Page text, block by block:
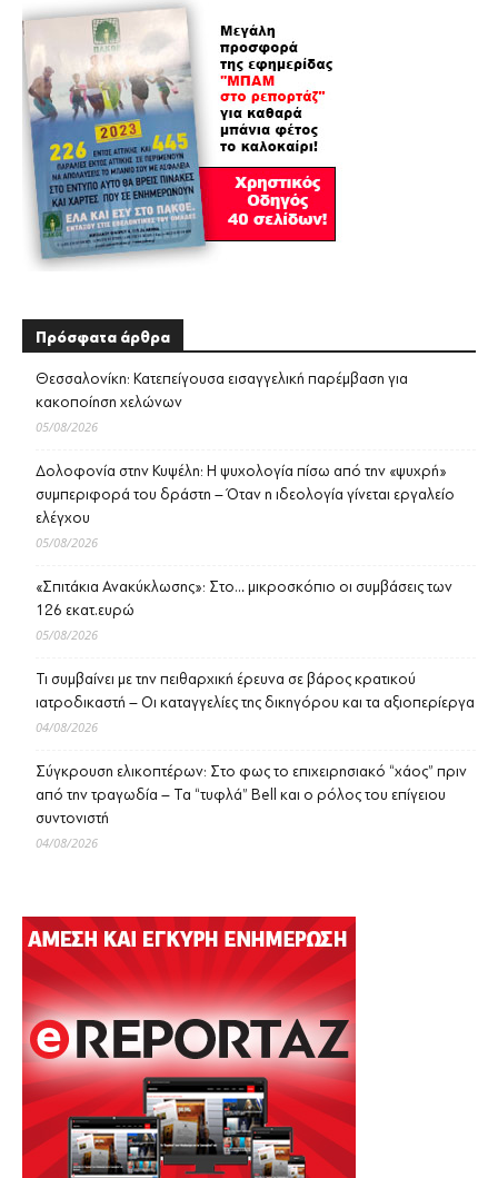
Πρόσφατα άρθρα
Θεσσαλονίκη: Κατεπείγουσα εισαγγελική παρέμβαση για
κακοποίηση χελώνων
05/08/2026
Δολοφονία στην Κυψέλη: Η ψυχολογία πίσω από την «ψυχρή»
συμπεριφορά του δράστη – Όταν η ιδεολογία γίνεται εργαλείο
ελέγχου
05/08/2026
«Σπιτάκια Ανακύκλωσης»: Στο… μικροσκόπιο οι συμβάσεις των
126 εκατ.ευρώ
05/08/2026
Τι συμβαίνει με την πειθαρχική έρευνα σε βάρος κρατικού
ιατροδικαστή – Οι καταγγελίες της δικηγόρου και τα αξιοπερίεργα
04/08/2026
Σύγκρουση ελικοπτέρων: Στο φως το επιχειρησιακό “χάος” πριν
από την τραγωδία – Τα “τυφλά” Bell και ο ρόλος του επίγειου
συντονιστή
04/08/2026